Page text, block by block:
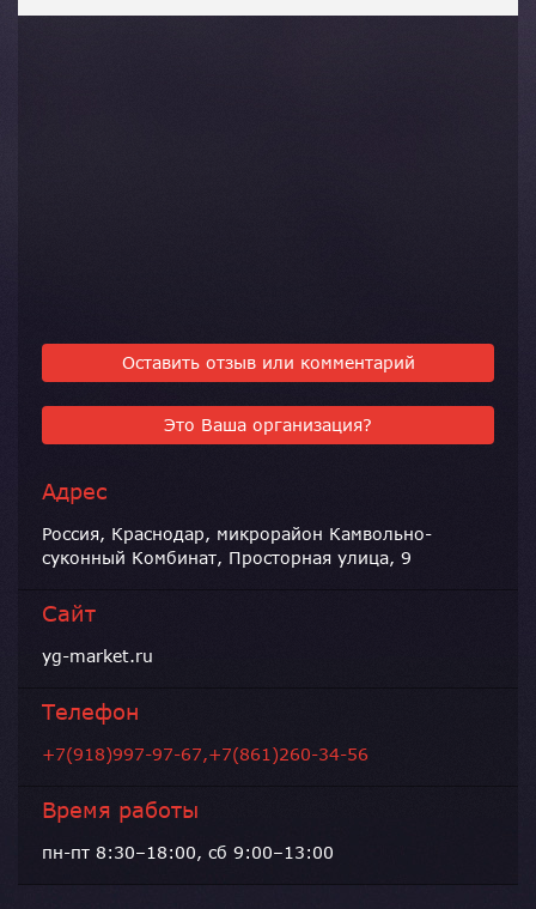
Оставить отзыв или комментарий
Это Ваша организация?
Адрес
Россия, Краснодар, микрорайон Камвольно-
суконный Комбинат, Просторная улица, 9
Сайт
yg-market.ru
Телефон
+7(918)997-97-67,+7(861)260-34-56
Время работы
пн-пт 8:30–18:00, сб 9:00–13:00